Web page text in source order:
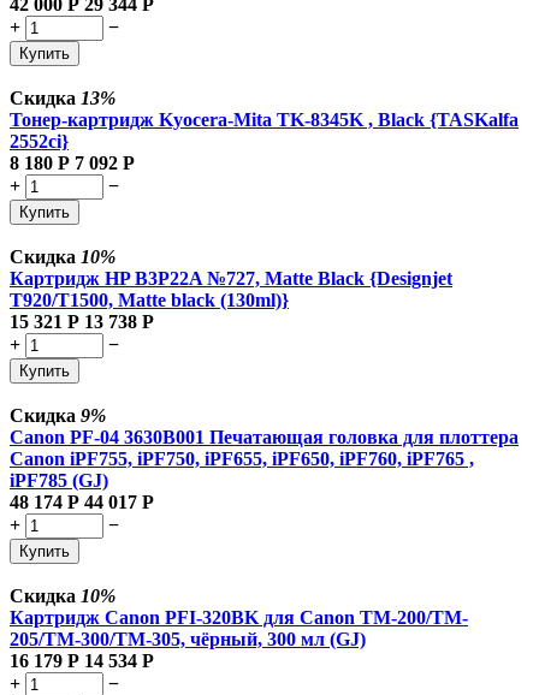
+
−
Купить
Скидка 13%
Тонер-картридж Kyocera-Mita TK-8345K , Black {TASKalfa
2552ci}
8 180 Р 7 092 Р
+
−
Купить
Скидка 10%
Картридж HP B3P22A №727, Matte Black {Designjet
T920/T1500, Matte black (130ml)}
15 321 Р 13 738 Р
+
−
Купить
Скидка 9%
Canon PF-04 3630B001 Печатающая головка для плоттера
Canon iPF755, iPF750, iPF655, iPF650, iPF760, iPF765 ,
iPF785 (GJ)
48 174 Р 44 017 Р
+
−
Купить
Скидка 10%
Картридж Canon PFI-320BK для Canon TM-200/TM-
205/TM-300/TM-305, чёрный, 300 мл (GJ)
16 179 Р 14 534 Р
+
−